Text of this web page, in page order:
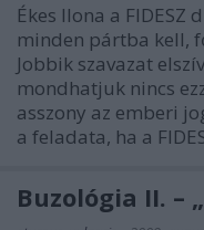
Ékes Ilona a
minden pártba kell,
Jobbik szavazat
mondhatjuk nincs
asszony az emberi
a feladata, ha a
Buzológia II. –